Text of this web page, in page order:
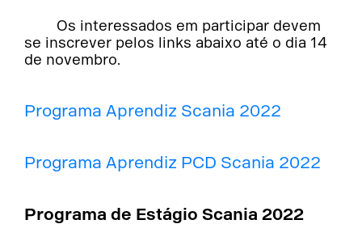
Os interessados em participar devem
se inscrever pelos links abaixo até o dia 14
de novembro.
Programa Aprendiz Scania 2022
Programa Aprendiz PCD Scania 2022
Programa de Estágio Scania 2022